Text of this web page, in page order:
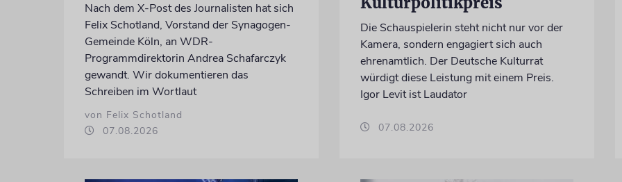
Nach dem X-Post des Journalisten hat sich
Felix Schotland, Vorstand der Synagogen-
Gemeinde Köln, an WDR-
Programmdirektorin Andrea Schafarczyk
gewandt. Wir dokumentieren das
Schreiben im Wortlaut
von Felix Schotland
07.08.2026
Die Schauspielerin steht nicht nur vor der
Kamera, sondern engagiert sich auch
ehrenamtlich. Der Deutsche Kulturrat
würdigt diese Leistung mit einem Preis.
Igor Levit ist Laudator
07.08.2026